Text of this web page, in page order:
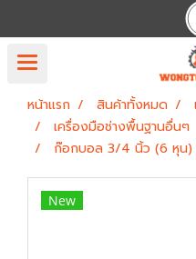
หน้าแรก สินค้าทั้งหมด
เครื่องมือช่างพื้นฐานอื่นๆ
ก๊อกบอล 3/4 นิ้ว (6 หุน)
New